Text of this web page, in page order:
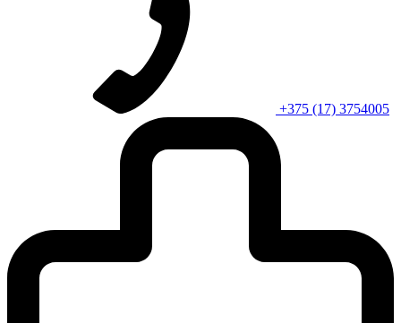
+375 (17) 3754005